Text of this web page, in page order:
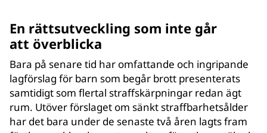
En rättsutveckling som inte går
att överblicka
Bara på senare tid har omfattande och ingripande
lagförslag för barn som begår brott presenterats
samtidigt som flertal straffskärpningar redan ägt
rum. Utöver förslaget om sänkt straffbarhetsålder
har det bara under de senaste två åren lagts fram